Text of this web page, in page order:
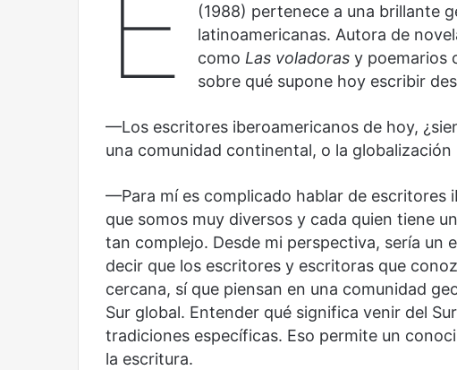
(1988) pertenece a una brillante
latinoamericanas. Autora de
comoLas voladoras y poemarios
sobre qué supone hoy escribir
—Los escritores iberoamericanos de hoy,
una comunidad continental, o la
—Para mí es complicado hablar de escritores
que somos muy diversos y cada quien tiene
tan complejo. Desde mi perspectiva, sería un
decir que los escritores y escritoras que
cercana, sí que piensan en una comunidad
Sur global. Entender qué significa venir del
tradiciones específicas. Eso permite un
la escritura.
Cine, futbol y América Latina: una
Contemporánea,
un
nuevo
espacio
arte
y
cultura
Abre la Sala Nacional
Contemporánea, un
El
dragón